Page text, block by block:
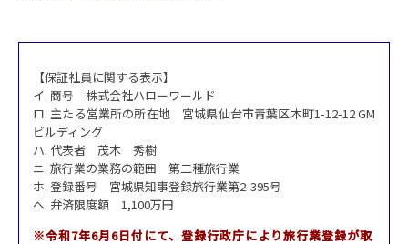
【保証社員に関する表示】
イ. 商号 株式会社ハローワールド
ロ. 主たる営業所の所在地 宮城県仙台市青葉区本町1-12-12 GM
ビルディング
ハ. 代表者 茂木 秀樹
ニ. 旅行業の業務の範囲 第二種旅行業
ホ. 登録番号 宮城県知事登録旅行業第2-395号
へ. 弁済限度額 1,100万円
※令和7年6月6日付にて、登録行政庁により旅行業登録が取